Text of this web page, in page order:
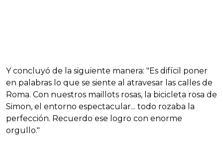
Y concluyó de la siguiente manera: "Es difícil poner
en palabras lo que se siente al atravesar las calles de
Roma. Con nuestros maillots rosas, la bicicleta rosa de
Simon, el entorno espectacular... todo rozaba la
perfección. Recuerdo ese logro con enorme
orgullo."